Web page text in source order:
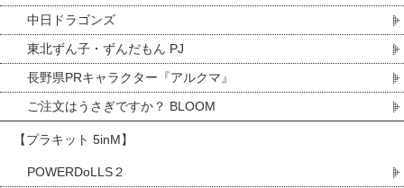
中日ドラゴンズ
東北ずん子・ずんだもん PJ
長野県PRキャラクター『アルクマ』
ご注文はうさぎですか？ BLOOM
【プラキット 5inM】
POWERDoLLS２